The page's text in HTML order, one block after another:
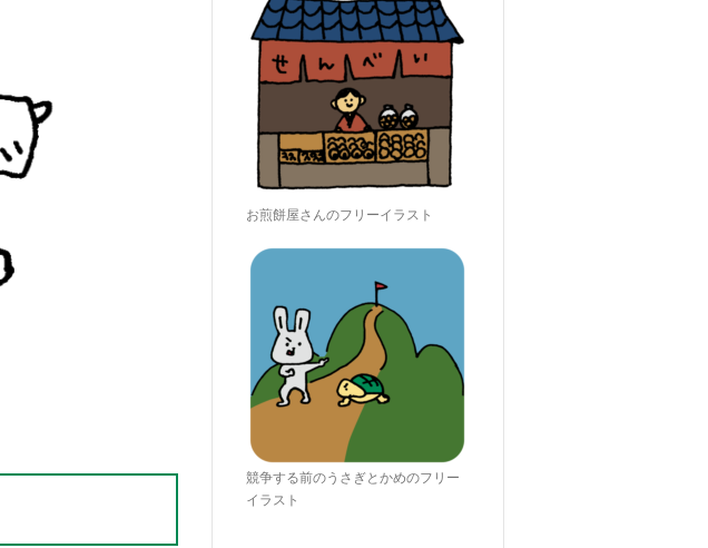
お煎餅屋さんのフリーイラスト
競争する前のうさぎとかめのフリー
イラスト